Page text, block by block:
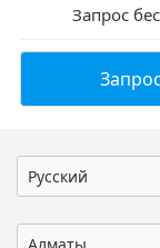
Запрос
Русский